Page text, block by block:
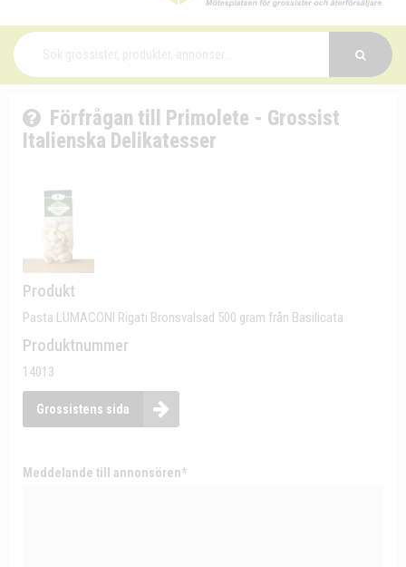
Förfrågan till Primolete - Grossist
Italienska Delikatesser
Produkt
Pasta LUMACONI Rigati Bronsvalsad 500 gram från Basilicata
Produktnummer
14013
Grossistens sida
Meddelande till annonsören*